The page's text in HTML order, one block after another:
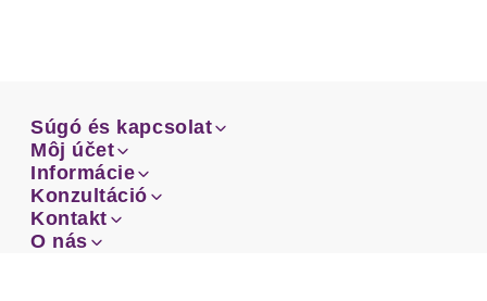
Súgó és kapcsolat
Email
Facebook
Instagram
Súgó és kapcsolat
Email
Facebook
Môj účet
Prehľad objednávok
Môj účet
Prehľad objednávok
Informácie
Doprava
Platba
Informácie
Doprava
Konzultáció
Sprievodca-veľkosťami
Konzultáció
Kontakt
Zákaznícke oddelenie
Kontakt
O nás